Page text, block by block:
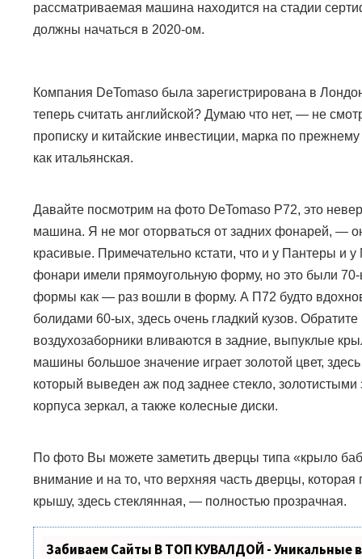
рассматриваемая машина находится на стадии
должны начаться в 2020-ом.
Компания DeTomaso была зарегистрирована в
теперь считать английской? Думаю что нет,— не
прописку и китайские инвестиции, марка по
как итальянская.
Давайте посмотрим на фото DeTomaso P72, это
машина. Я не мог оторваться от задних фонарей,—
красивые. Примечательно кстати, что и у Пантеры и
фонари имели прямоугольную форму, но это были 70-
формы как — раз вошли в форму. А П72 будто
болидами 60-ых, здесь очень гладкий кузов.
воздухозаборники вливаются в задние, выпуклые
машины большое значение играет золотой цвет,
который выведен аж под заднее стекло,
корпуса зеркал, а также колесные диски.
По фото Вы можете заметить дверцы типа «крыло
внимание и на то, что верхняя часть дверцы, которая
крышу, здесь стеклянная,— полностью прозрачная.
Забиваем Сайты В ТОП КУВАЛДОЙ - Уникальные